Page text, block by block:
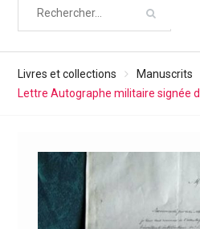
Livres et collections Manuscrits
Lettre Autographe militaire signée